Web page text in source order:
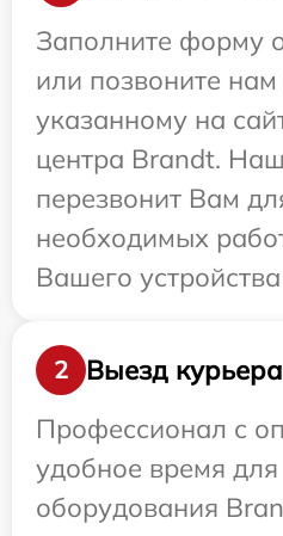
Заполните форму
или позвоните
указанному на
центра Brandt.
перезвонит Вам
необходимых
Вашего
2
Выезд
Профессионал с
удобное время
оборудования